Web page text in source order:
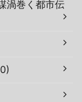
渦巻く都市伝